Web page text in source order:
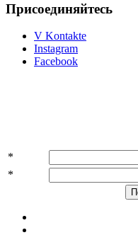
Присоединяйтесь
V Kontakte
Instagram
Facebook
*
*